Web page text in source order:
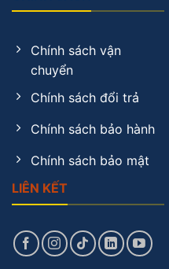
Chính sách vận
chuyển
Chính sách đổi trả
Chính sách bảo hành
Chính sách bảo mật
LIÊN KẾT